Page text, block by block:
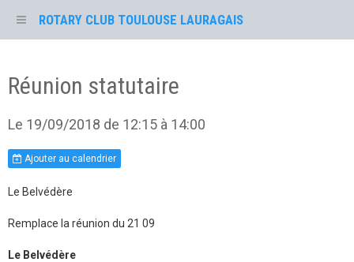
ROTARY CLUB TOULOUSE LAURAGAIS
Réunion statutaire
Le 19/09/2018 de 12:15 à 14:00
Ajouter au calendrier
Le Belvédère
Remplace la réunion du 21 09
Le Belvédère